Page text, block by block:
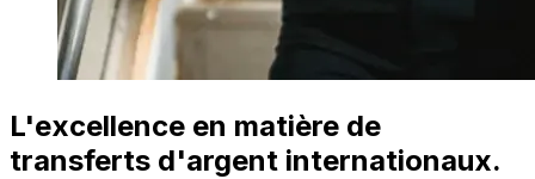
L'excellence en matière de
transferts d'argent internationaux.